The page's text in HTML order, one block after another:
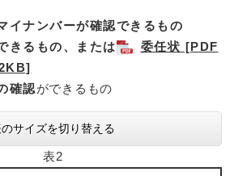
イナンバーが確認できるもの
きるもの、または
委任状 [PDF
確認ができるもの
サイズを切り替える
表2